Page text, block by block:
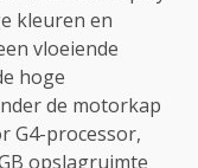
kleuren en
vloeiende
hoge
de motorkap
G4-processor,
opslagruimte